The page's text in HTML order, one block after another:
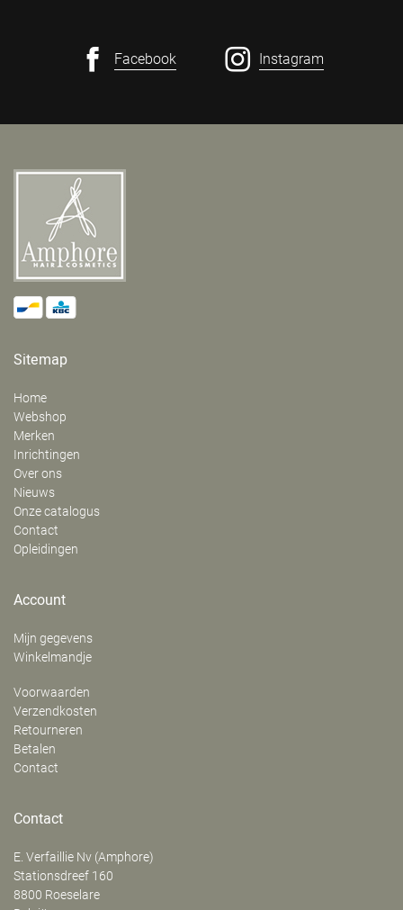
Facebook Instagram
Sitemap
Home
Webshop
Merken
Inrichtingen
Over ons
Nieuws
Onze catalogus
Contact
Opleidingen
Account
Mijn gegevens
Winkelmandje
Voorwaarden
Verzendkosten
Retourneren
Betalen
Contact
Contact
E. Verfaillie Nv (Amphore)
‍Stationsdreef 160
8800 Roeselare